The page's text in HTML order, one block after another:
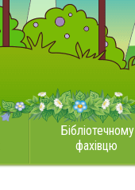
Бібліотечному
фахівцю